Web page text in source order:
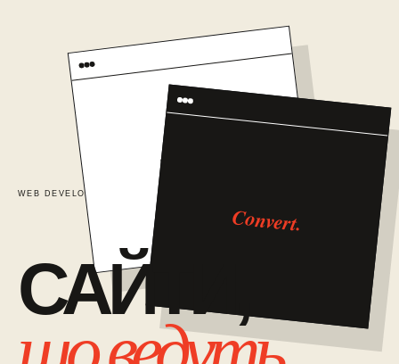
WEB DEVELOPMENT / 01
САЙТИ,
TRUST
Convert.